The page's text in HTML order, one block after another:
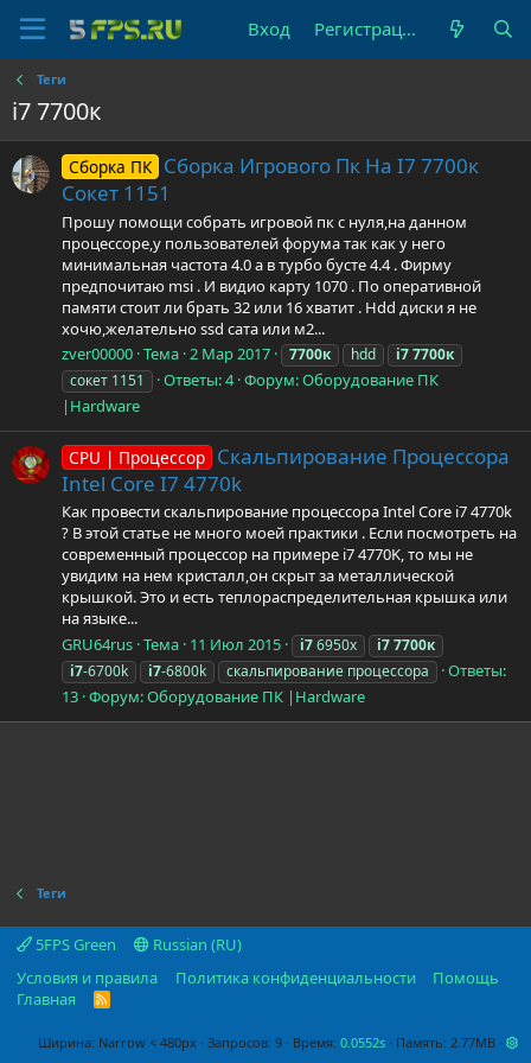
Вход Регистрация
Теги
i7 7700к
Сборка ПК Сборка Игрового Пк На I7 7700к
Сокет 1151
Прошу помощи собрать игровой пк с нуля,на данном
процессоре,у пользователей форума так как у него
минимальная частота 4.0 а в турбо бусте 4.4 . Фирму
предпочитаю msi . И видио карту 1070 . По оперативной
памяти стоит ли брать 32 или 16 хватит . Hdd диски я не
хочю,желательно ssd сата или м2...
zver00000 Тема 2 Мар 2017 7700к hdd i77700к
сокет 1151
Ответы: 4 Форум:Оборудование ПК
|Hardware
CPU | Процессор Скальпирование Процессора
Intel Core I7 4770k
Как провести скальпирование процессора Intel Core i7 4770k
? В этой статье не много моей практики . Если посмотреть на
современный процессор на примере i7 4770K, то мы не
увидим на нем кристалл,он скрыт за металлической
крышкой. Это и есть теплораспределительная крышка или
на языке...
GRU64rus Тема 11 Июл 2015 i76950x i77700к
i7-6700k i7-6800k скальпирование процессора
Ответы:
13 Форум:Оборудование ПК |Hardware
Теги
5FPS Green
Russian (RU)
Условия и правила
Политика конфиденциальности
Помощь
Главная
R
Ширина Запросов 9 Время 0.0552s Память 2.77MB